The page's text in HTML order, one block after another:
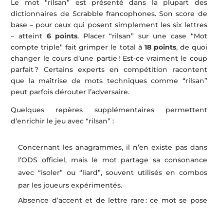
Le mot “rilsan” est présenté dans la plupart des
dictionnaires de Scrabble francophones. Son score de
base – pour ceux qui posent simplement les six lettres
– atteint 6 points. Placer “rilsan” sur une case “Mot
compte triple” fait grimper le total à 18 points, de quoi
changer le cours d’une partie ! Est-ce vraiment le coup
parfait ? Certains experts en compétition racontent
que la maîtrise de mots techniques comme “rilsan”
peut parfois dérouter l’adversaire.
Quelques repères supplémentaires permettent
d’enrichir le jeu avec “rilsan” :
Concernant les anagrammes, il n’en existe pas dans
l’ODS officiel, mais le mot partage sa consonance
avec “isoler” ou “liard”, souvent utilisés en combos
par les joueurs expérimentés.
Absence d’accent et de lettre rare : ce mot se pose